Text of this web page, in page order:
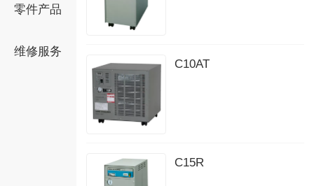
零件产品
维修服务
C10AT
C15R